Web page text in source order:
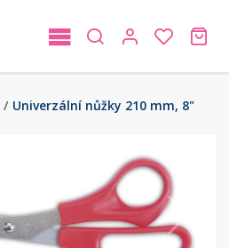
/ Univerzální nůžky 210 mm, 8"